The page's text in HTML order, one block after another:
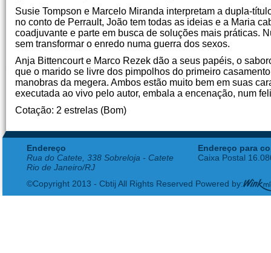
Susie Tompson e Marcelo Miranda interpretam a dupla-
no conto de Perrault, João tem todas as ideias e a Maria
coadjuvante e parte em busca de soluções mais práticas.
sem transformar o enredo numa guerra dos sexos.
Anja Bittencourt e Marco Rezek dão a seus papéis, o
que o marido se livre dos pimpolhos do primeiro
manobras da megera. Ambos estão muito bem em suas
executada ao vivo pelo autor, embala a encenação, num
Cotação: 2 estrelas (Bom)
Endereço
Rua do Catete, 338 Sobreloja - Catete
Rio de Janeiro/RJ
Endereço para
Caixa Postal
©Copyright 2013 - Cbtij All Rights Reserved Powered by: